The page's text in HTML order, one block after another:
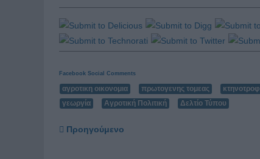
Facebook Social Comments
αγροτικη οικονομια πρωτογενης τομεας
γεωργία
Αγροτική Πολιτική Δελτίο Τύπου
Προηγούμενο